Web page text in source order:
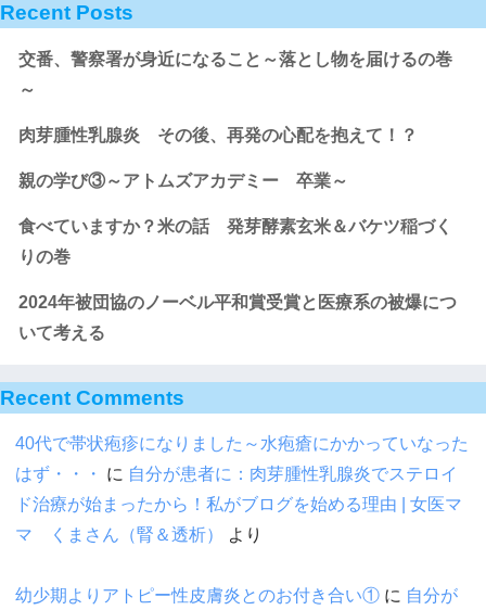
Recent Posts
交番、警察署が身近になること～落とし物を届けるの巻
～
肉芽腫性乳腺炎 その後、再発の心配を抱えて！？
親の学び③～アトムズアカデミー 卒業～
食べていますか？米の話 発芽酵素玄米＆バケツ稲づく
りの巻
2024年被団協のノーベル平和賞受賞と医療系の被爆につ
いて考える
Recent Comments
40代で帯状疱疹になりました～水疱瘡にかかっていなった
はず・・・
に 自分が患者に：肉芽腫性乳腺炎でステロイ
ド治療が始まったから！私がブログを始める理由 | 女医マ
マ くまさん（腎＆透析）
より
幼少期よりアトピー性皮膚炎とのお付き合い① に 自分が